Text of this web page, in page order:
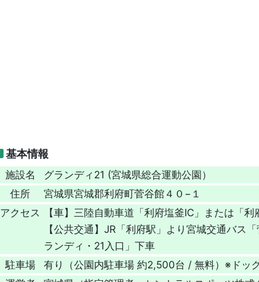
基本情報
施設名
グランディ21 (宮城県総合運動公園）
住所
宮城県宮城郡利府町菅谷館４０−１
アクセス
【車】三陸自動車道「利府塩釜IC」または「
【公共交通】JR「利府駅」より宮城交通バス
ランディ・21入口」下車
駐車場
有り（公園内駐車場 約2,500台 / 無料）※ドッ